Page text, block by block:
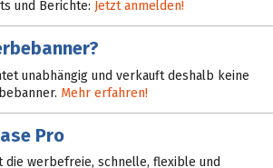
und Berichte: Jetzt anmelden!
unabhängig und verkauft deshalb keine
Mehr erfahren!
Pro
die werbefreie, schnelle, flexible und